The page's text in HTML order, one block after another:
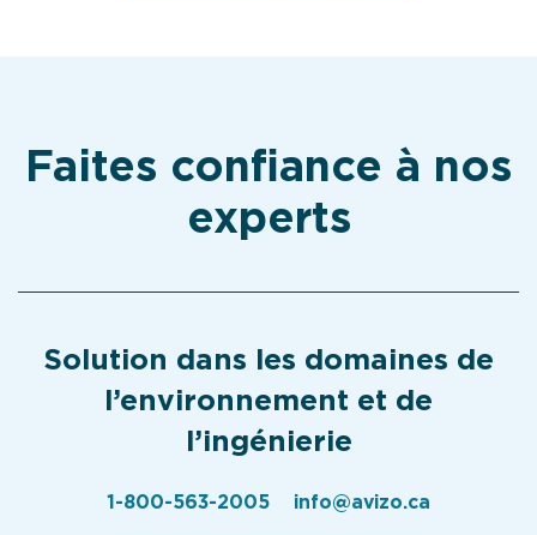
Faites confiance à nos
experts
Solution dans les domaines de
l’environnement et de
l’ingénierie
1-800-563-2005 info@avizo.ca